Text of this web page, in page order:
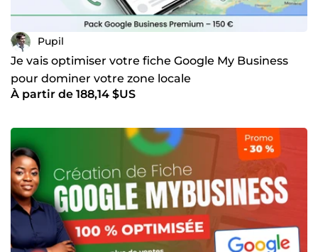
Pupil
Je vais optimiser votre fiche Google My Business
pour dominer votre zone locale
À partir de 188,14 $US